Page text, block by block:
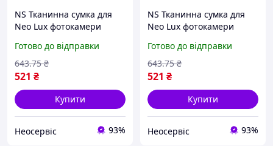
NS Тканинна сумка для
Neo Lux фотокамери
для цифрової дзеркальної
фотокамери 25Neo-ss
Готово до відправки
521 ₴
643.75 ₴
Купити
Неосервіс 93%
NS Тканинна сумка для
Neo Lux фотокамери
цифрової дзеркальної
фотокамери та захис
25Neo-ss
Готово до відправки
521 ₴
643.75 ₴
Купити
Неосервіс 93%